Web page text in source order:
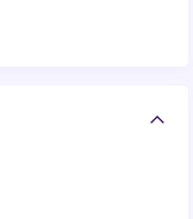
/ Curățenie